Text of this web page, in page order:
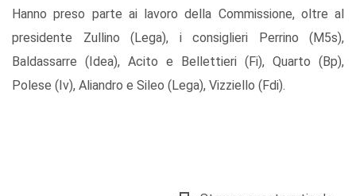
Hanno preso parte ai lavoro della Commissione, oltre al
presidente Zullino (Lega), i consiglieri Perrino (M5s),
Baldassarre (Idea), Acito e Bellettieri (Fi), Quarto (Bp),
Polese (Iv), Aliandro e Sileo (Lega), Vizziello (Fdi).